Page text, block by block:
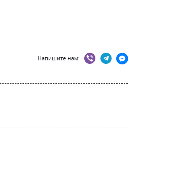
Напишите нам: